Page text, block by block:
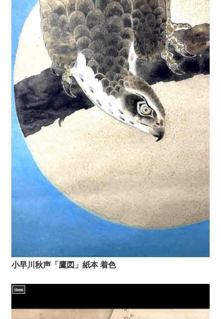
小早川秋声「鷹図」紙本 着色
item